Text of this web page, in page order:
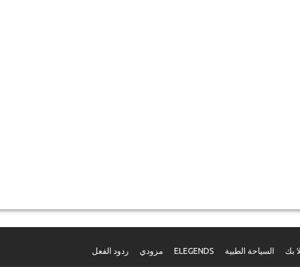
بك السياحة الطبية ELEGENDS مزودي ردود الفعل